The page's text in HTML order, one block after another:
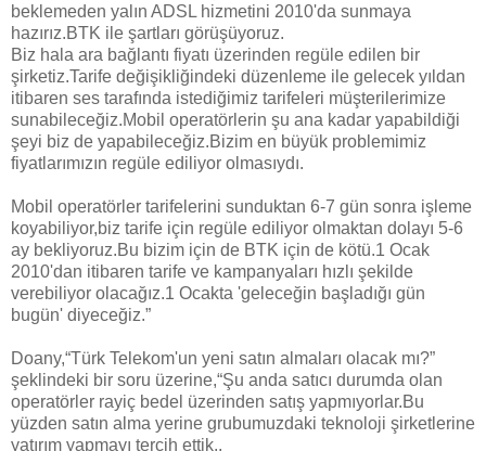
beklemeden yalın ADSL hizmetini 2010'da sunmaya
hazırız.BTK ile şartları görüşüyoruz.
Biz hala ara bağlantı fiyatı üzerinden regüle edilen bir
şirketiz.Tarife değişikliğindeki düzenleme ile gelecek yıldan
itibaren ses tarafında istediğimiz tarifeleri müşterilerimize
sunabileceğiz.Mobil operatörlerin şu ana kadar yapabildiği
şeyi biz de yapabileceğiz.Bizim en büyük problemimiz
fiyatlarımızın regüle ediliyor olmasıydı.
Mobil operatörler tarifelerini sunduktan 6-7 gün sonra işleme
koyabiliyor,biz tarife için regüle ediliyor olmaktan dolayı 5-6
ay bekliyoruz.Bu bizim için de BTK için de kötü.1 Ocak
2010'dan itibaren tarife ve kampanyaları hızlı şekilde
verebiliyor olacağız.1 Ocakta 'geleceğin başladığı gün
bugün' diyeceğiz.”
Doany,“Türk Telekom'un yeni satın almaları olacak mı?”
şeklindeki bir soru üzerine,“Şu anda satıcı durumda olan
operatörler rayiç bedel üzerinden satış yapmıyorlar.Bu
yüzden satın alma yerine grubumuzdaki teknoloji şirketlerine
yatırım yapmayı tercih ettik..